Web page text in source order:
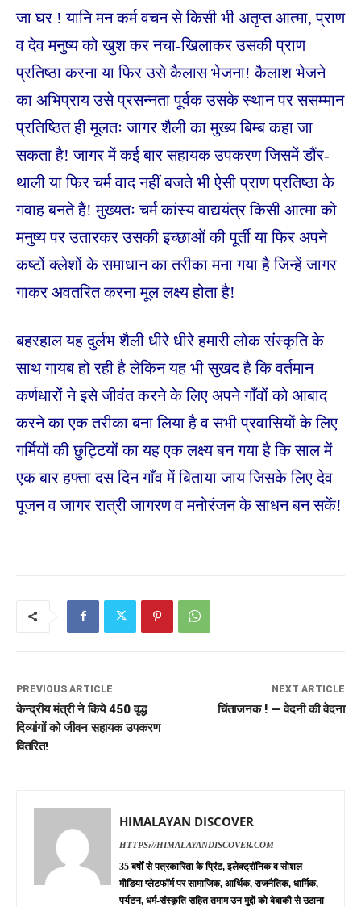
जा घर ! यानि मन कर्म वचन से किसी भी अतृप्त आत्मा, प्राण
व देव मनुष्य को खुश कर नचा-खिलाकर उसकी प्राण
प्रतिष्ठा करना या फिर उसे कैलास भेजना! कैलाश भेजने
का अभिप्राय उसे प्रसन्नता पूर्वक उसके स्थान पर ससम्मान
प्रतिष्ठित ही मूलतः जागर शैली का मुख्य बिम्ब कहा जा
सकता है! जागर में कई बार सहायक उपकरण जिसमें डौंर-
थाली या फिर चर्म वाद नहीं बजते भी ऐसी प्राण प्रतिष्ठा के
गवाह बनते हैं! मुख्यतः चर्म कांस्य वाद्ययंत्र किसी आत्मा को
मनुष्य पर उतारकर उसकी इच्छाओं की पूर्ती या फिर अपने
कष्टों क्लेशों के समाधान का तरीका मना गया है जिन्हें जागर
गाकर अवतरित करना मूल लक्ष्य होता है!
बहरहाल यह दुर्लभ शैली धीरे धीरे हमारी लोक संस्कृति के
साथ गायब हो रही है लेकिन यह भी सुखद है कि वर्तमान
कर्णधारों ने इसे जीवंत करने के लिए अपने गाँवों को आबाद
करने का एक तरीका बना लिया है व सभी प्रवासियों के लिए
गर्मियों की छुट्टियों का यह एक लक्ष्य बन गया है कि साल में
एक बार हफ्ता दस दिन गाँव में बिताया जाय जिसके लिए देव
पूजन व जागर रात्री जागरण व मनोरंजन के साधन बन सकें!
PREVIOUS ARTICLE
केन्द्रीय मंत्री ने किये 450 वृद्ध
दिव्यांगों को जीवन सहायक उपकरण
वितरित!
NEXT ARTICLE
चिंताजनक ! — वेदनी की वेदना
HIMALAYAN DISCOVER
HTTPS://HIMALAYANDISCOVER.COM
35 बर्षों से पत्रकारिता के प्रिंट, इलेक्ट्रॉनिक व सोशल
मीडिया प्लेटफॉर्म पर सामाजिक, आर्थिक, राजनैतिक, धार्मिक,
पर्यटन, धर्म-संस्कृति सहित तमाम उन मुद्दों को बेबाकी से उठाना